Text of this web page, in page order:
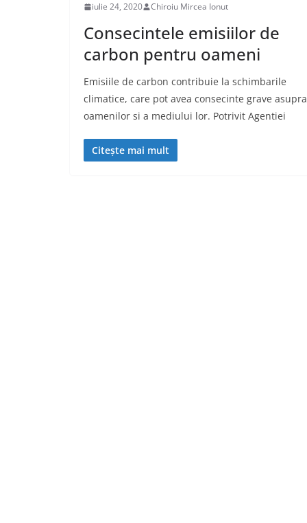
iulie 24, 2020 Chiroiu Mircea Ionut
Consecintele emisiilor de
carbon pentru oameni
Emisiile de carbon contribuie la schimbarile
climatice, care pot avea consecinte grave asupra
oamenilor si a mediului lor. Potrivit Agentiei
Citește mai mult